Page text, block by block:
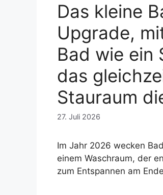
Das kleine
Upgrade,
Bad wie ein
das
Stauraum
27. Juli 2026
Im Jahr 2026 wecken
einem Waschraum, der
zum Entspannen am